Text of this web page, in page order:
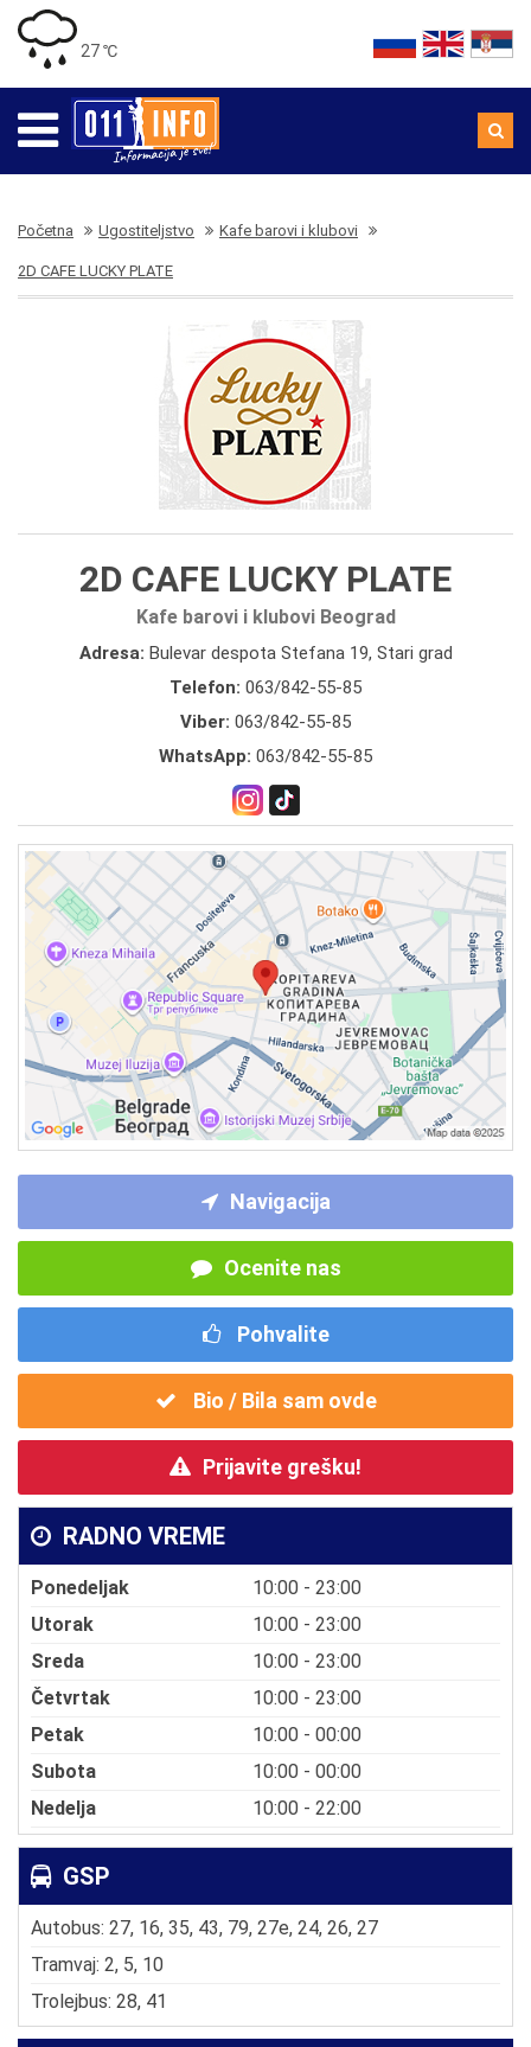
27 ℃
Početna Ugostiteljstvo Kafe barovi i klubovi
2D CAFE LUCKY PLATE
2D CAFE LUCKY PLATE
Kafe barovi i klubovi Beograd
Adresa: Bulevar despota Stefana 19, Stari grad
Telefon: 063/842-55-85
Viber: 063/842-55-85
WhatsApp: 063/842-55-85
Navigacija
Ocenite nas
Pohvalite
Bio / Bila sam ovde
Prijavite grešku!
RADNO VREME
Ponedeljak
10:00 - 23:00
Utorak
10:00 - 23:00
Sreda
10:00 - 23:00
Četvrtak
10:00 - 23:00
Petak
10:00 - 00:00
Subota
10:00 - 00:00
Nedelja
10:00 - 22:00
GSP
Autobus: 27, 16, 35, 43, 79, 27e, 24, 26, 27
Tramvaj: 2, 5, 10
Trolejbus: 28, 41